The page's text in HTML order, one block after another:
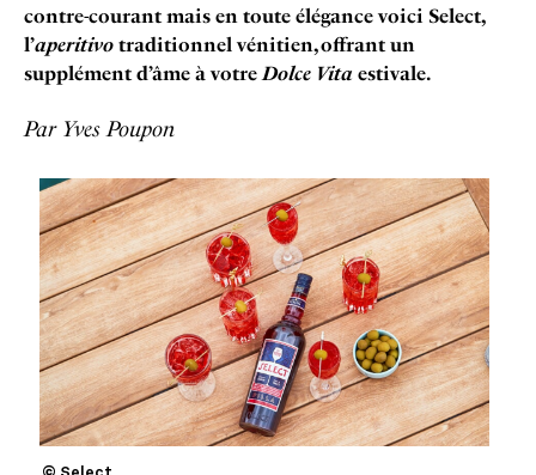
contre-courant mais en toute élégance voici Select,
l’aperitivo traditionnel vénitien, offrant un
supplément d’âme à votreDolce Vita estivale.
Par Yves Poupon